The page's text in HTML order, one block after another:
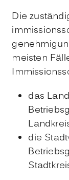
Die
meisten
das
die